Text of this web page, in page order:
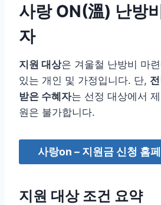
사랑 ON(溫) 난방
자
지원 대상은 겨울철 난방비 마
있는 개인 및 가정입니다. 단,
받은 수혜자는 선정 대상에서
원은 불가합니다.
사랑on – 지원금 신청 홈
지원 대상 조건 요약